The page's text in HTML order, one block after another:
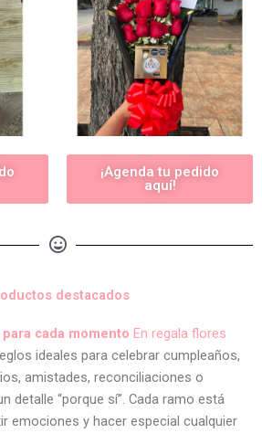
¡Agenda tu pedido
aquí!
destacados
cada momento En regala flores
ideales para celebrar cumpleaños,
amistades, reconciliaciones o
detalle “porque sí”. Cada ramo está
emociones y hacer especial cualquier